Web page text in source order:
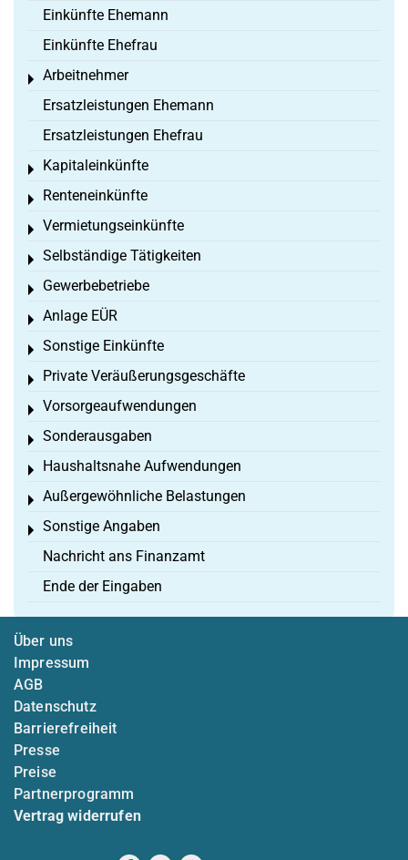
Einkünfte Ehemann
Einkünfte Ehefrau
Arbeitnehmer
Toggle menu
Ersatzleistungen Ehemann
Ersatzleistungen Ehefrau
Kapitaleinkünfte
Toggle menu
Renteneinkünfte
Toggle menu
Vermietungseinkünfte
Toggle menu
Selbständige Tätigkeiten
Toggle menu
Gewerbebetriebe
Toggle menu
Anlage EÜR
Toggle menu
Sonstige Einkünfte
Toggle menu
Private Veräußerungsgeschäfte
Toggle menu
Vorsorgeaufwendungen
Toggle menu
Sonderausgaben
Toggle menu
Haushaltsnahe Aufwendungen
Toggle menu
Außergewöhnliche Belastungen
Toggle menu
Sonstige Angaben
Toggle menu
Nachricht ans Finanzamt
Ende der Eingaben
Über uns
Impressum
AGB
Datenschutz
Barrierefreiheit
Presse
Preise
Partnerprogramm
Vertrag widerrufen